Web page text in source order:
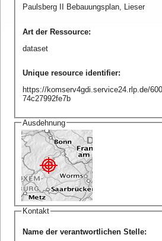
Paulsberg II Bebauungsplan, Lieser
Art der Ressource:
dataset
Unique resource identifier:
https://komserv4gdi.service24.rlp.de/
74c27992fe7b
Ausdehnung
Kontakt
Name der verantwortlichen Stelle: